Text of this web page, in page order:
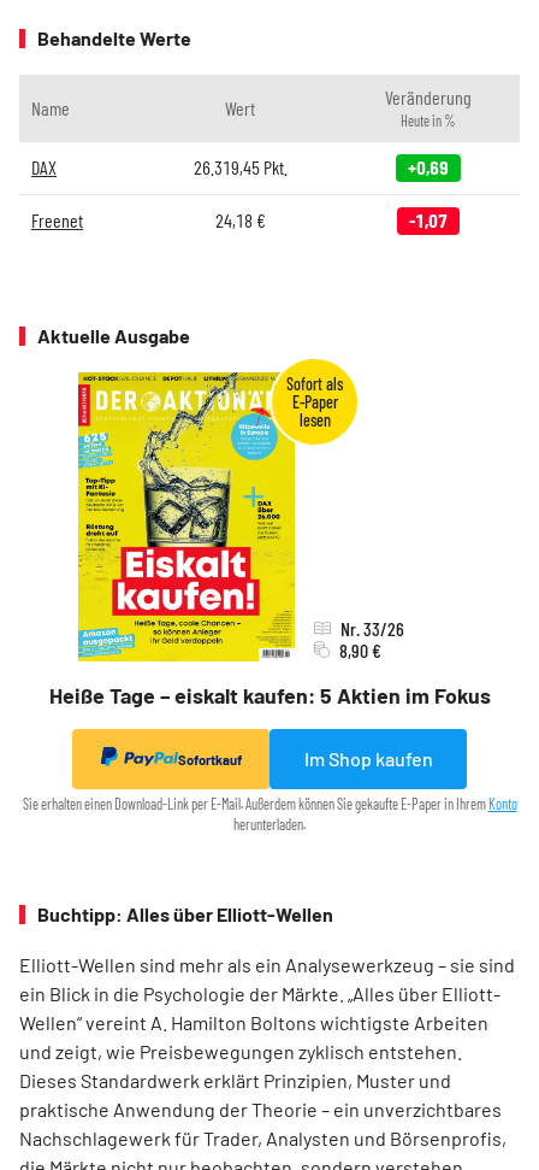
Behandelte Werte
Name Wert Veränderung
Heute in %
DAX 26.319,45Pkt. +0,69
Freenet 24,18 € -1,07
Aktuelle Ausgabe
Heiße Tage – eiskalt kaufen: 5 Aktien im Fokus
Nr. 33/26
8,90 €
Sofortkauf Im Shop kaufen
Sie erhalten einen Download-Link per E-Mail. Außerdem können Sie gekaufte E-Paper in Ihrem Konto
herunterladen.
Buchtipp: Alles über Elliott-Wellen
Elliott-Wellen sind mehr als ein Analysewerkzeug – sie sind
ein Blick in die Psychologie der Märkte. „Alles über Elliott-
Wellen“ vereint A. Hamilton Boltons wichtigste Arbeiten
und zeigt, wie Preisbewegungen zyklisch entstehen.
Dieses Standardwerk erklärt Prinzipien, Muster und
praktische Anwendung der Theorie – ein unverzichtbares
Nachschlagewerk für Trader, Analysten und Börsenprofis,